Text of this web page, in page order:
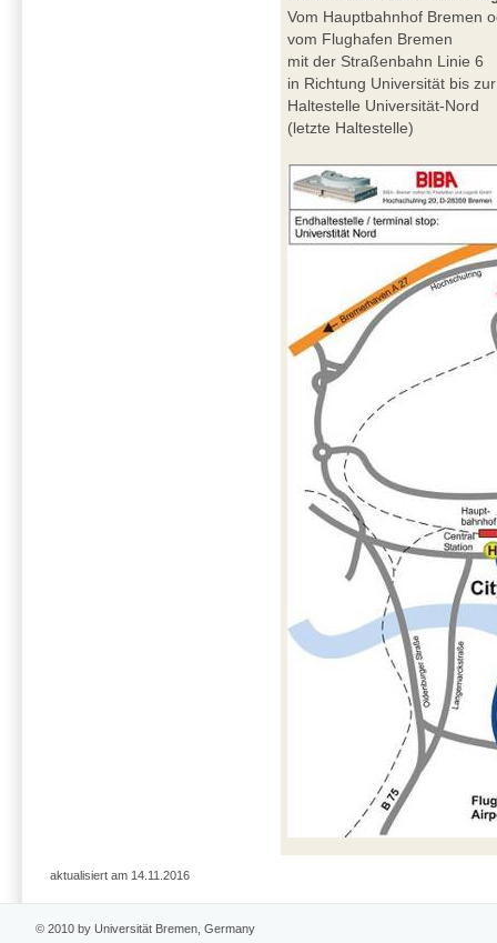
Vom Hauptbahnhof Bremen
vom Flughafen Bremen
mit der Straßenbahn Linie 6
in Richtung Universität bis zur
Haltestelle Universität-Nord
(letzte Haltestelle)
aktualisiert am 14.11.2016
© 2010 by Universität Bremen, Germany